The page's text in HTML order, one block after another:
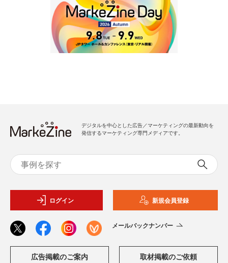
デジタルを中心とした広告／マーケティングの最新動向を
発信するマーケティング専門メディアです。
ログイン 新規会員登録
メールバックナンバー
広告掲載のご案内 取材掲載のご依頼